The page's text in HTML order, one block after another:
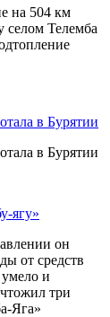
на 504 км
селом Телемба
в Бурятии
в Бурятии
ягу»
он
от средств
и
три
Яга»